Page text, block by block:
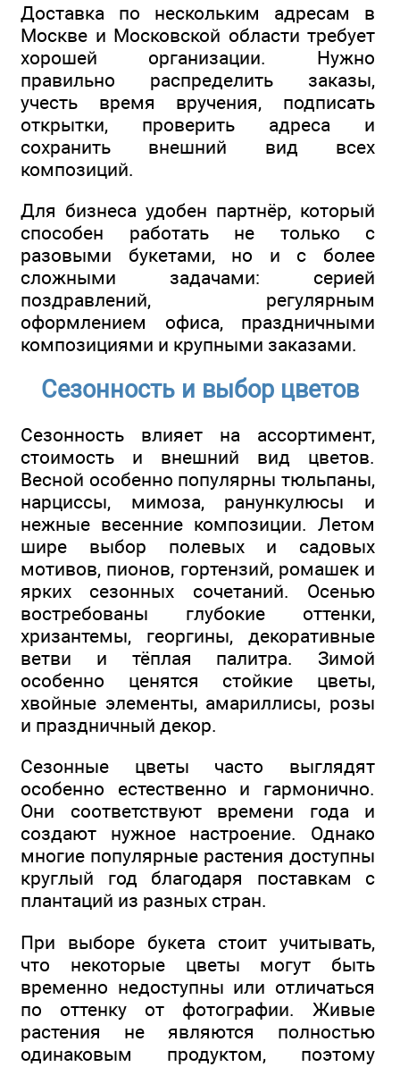
Доставка по нескольким адресам в
Москве и Московской области требует
хорошей организации. Нужно
правильно распределить заказы,
учесть время вручения, подписать
открытки, проверить адреса и
сохранить внешний вид всех
композиций.
Для бизнеса удобен партнёр, который
способен работать не только с
разовыми букетами, но и с более
сложными задачами: серией
поздравлений, регулярным
оформлением офиса, праздничными
композициями и крупными заказами.
Сезонность и выбор цветов
Сезонность влияет на ассортимент,
стоимость и внешний вид цветов.
Весной особенно популярны тюльпаны,
нарциссы, мимоза, ранункулюсы и
нежные весенние композиции. Летом
шире выбор полевых и садовых
мотивов, пионов, гортензий, ромашек и
ярких сезонных сочетаний. Осенью
востребованы глубокие оттенки,
хризантемы, георгины, декоративные
ветви и тёплая палитра. Зимой
особенно ценятся стойкие цветы,
хвойные элементы, амариллисы, розы
и праздничный декор.
Сезонные цветы часто выглядят
особенно естественно и гармонично.
Они соответствуют времени года и
создают нужное настроение. Однако
многие популярные растения доступны
круглый год благодаря поставкам с
плантаций из разных стран.
При выборе букета стоит учитывать,
что некоторые цветы могут быть
временно недоступны или отличаться
по оттенку от фотографии. Живые
растения не являются полностью
одинаковым продуктом, поэтому